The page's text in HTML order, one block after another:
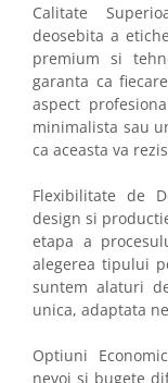
Calitate
deosebita a
premium si
garanta ca
aspect
minimalista sau
ca aceasta va
Flexibilitate de
design si
etapa a
alegerea tipului
suntem alaturi
unica, adaptata
Optiuni
nevoi si bugete